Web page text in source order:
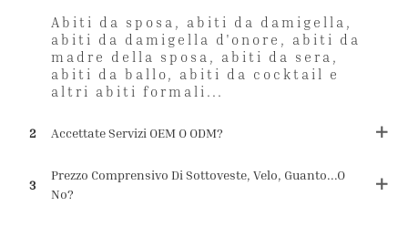
Abiti da sposa, abiti da damigella,
abiti da damigella d'onore, abiti da
madre della sposa, abiti da sera,
abiti da ballo, abiti da cocktail e
altri abiti formali...
2 Accettate Servizi OEM O ODM?
3
Prezzo Comprensivo Di Sottoveste, Velo, Guanto...o
No?